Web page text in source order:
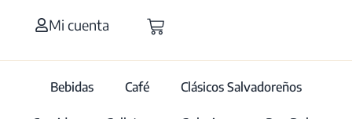
Mi cuenta
Bebidas Café Clásicos Salvadoreños